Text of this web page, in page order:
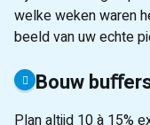
welke weken waren
beeld van uw echte
Bouw
Plan altijd 10 à 15%